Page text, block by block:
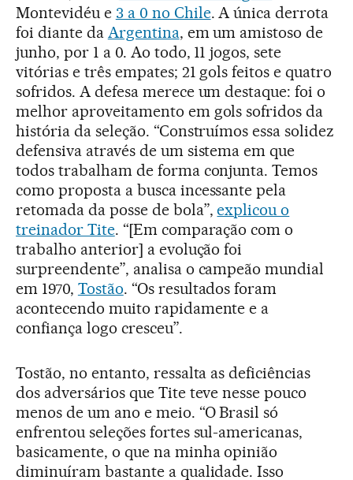
Montevidéu e 3 a 0 no Chile. A única derrota
foi diante da Argentina, em um amistoso de
junho, por 1 a 0. Ao todo, 11 jogos, sete
vitórias e três empates; 21 gols feitos e quatro
sofridos. A defesa merece um destaque: foi o
melhor aproveitamento em gols sofridos da
história da seleção. “Construímos essa solidez
defensiva através de um sistema em que
todos trabalham de forma conjunta. Temos
como proposta a busca incessante pela
retomada da posse de bola”,explicou o
treinador Tite. “[Em comparação com o
trabalho anterior] a evolução foi
surpreendente”, analisa o campeão mundial
em 1970, Tostão. “Os resultados foram
acontecendo muito rapidamente e a
confiança logo cresceu”.
Tostão, no entanto, ressalta as deficiências
dos adversários que Tite teve nesse pouco
menos de um ano e meio. “O Brasil só
enfrentou seleções fortes sul-americanas,
basicamente, o que na minha opinião
diminuíram bastante a qualidade. Isso